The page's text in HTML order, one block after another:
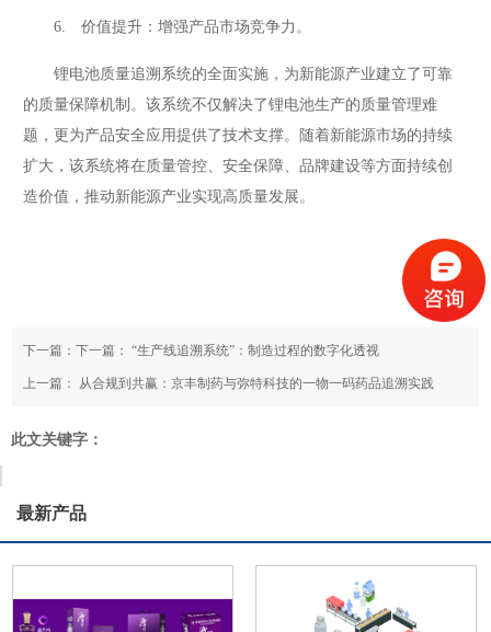
6. 价值提升：增强产品市场竞争力。
锂电池质量追溯系统的全面实施，为新能源产业建立了可靠
的质量保障机制。该系统不仅解决了锂电池生产的质量管理难
题，更为产品安全应用提供了技术支撑。随着新能源市场的持续
扩大，该系统将在质量管控、安全保障、品牌建设等方面持续创
造价值，推动新能源产业实现高质量发展。
下一篇：下一篇：“生产线追溯系统”：制造过程的数字化透视
上一篇： 从合规到共赢：京丰制药与弥特科技的一物一码药品追溯实践
此文关键字：
最新产品